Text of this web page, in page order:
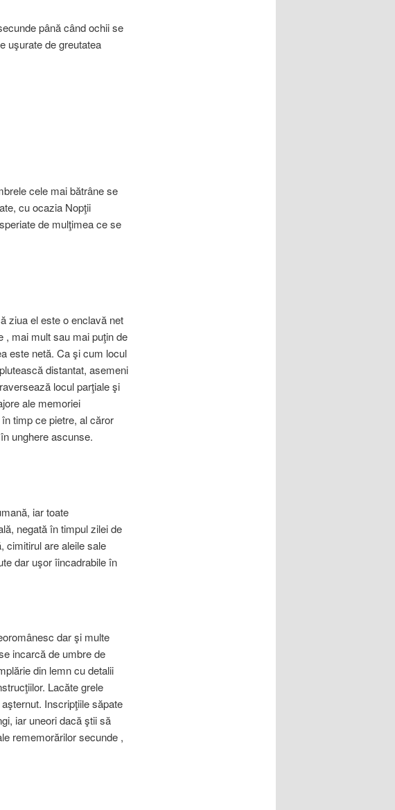
până când ochii se
uşurate de greutatea
cele mai bătrâne se
cu ocazia Nopţii
de mulţimea ce se
ziua el este o enclavă net
, mai mult sau mai puţin de
este netă. Ca şi cum locul
distantat, asemeni
locul parţiale şi
ale memoriei
timp ce pietre, al căror
unghere ascunse.
iar toate
negată în timpul zilei de
cimitirul are aleile sale
dar uşor îincadrabile în
dar şi multe
incarcă de umbre de
din lemn cu detalii
Lacăte grele
Inscripţiile săpate
iar uneori dacă ştii să
rememorărilor secunde ,